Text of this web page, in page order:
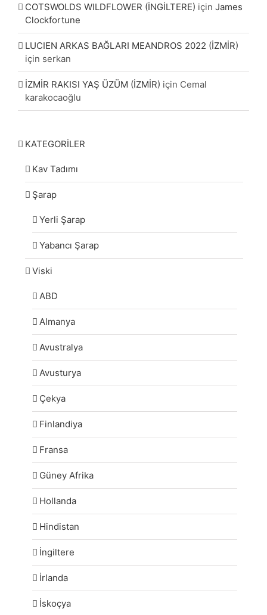
COTSWOLDS WILDFLOWER (İNGİLTERE) için James
Clockfortune
LUCIEN ARKAS BAĞLARI MEANDROS 2022 (İZMİR)
için serkan
İZMİR RAKISI YAŞ ÜZÜM (İZMİR) için Cemal
karakocaoğlu
KATEGORİLER
Kav Tadımı
Şarap
Yerli Şarap
Yabancı Şarap
Viski
ABD
Almanya
Avustralya
Avusturya
Çekya
Finlandiya
Fransa
Güney Afrika
Hollanda
Hindistan
İngiltere
İrlanda
İskoçya